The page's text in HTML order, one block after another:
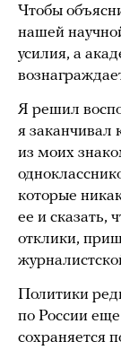
Чтобы
нашей
усилия, а
Я решил
я
из моих
которые
ее и сказать,
отклики,
Политики
по России
сохраняется